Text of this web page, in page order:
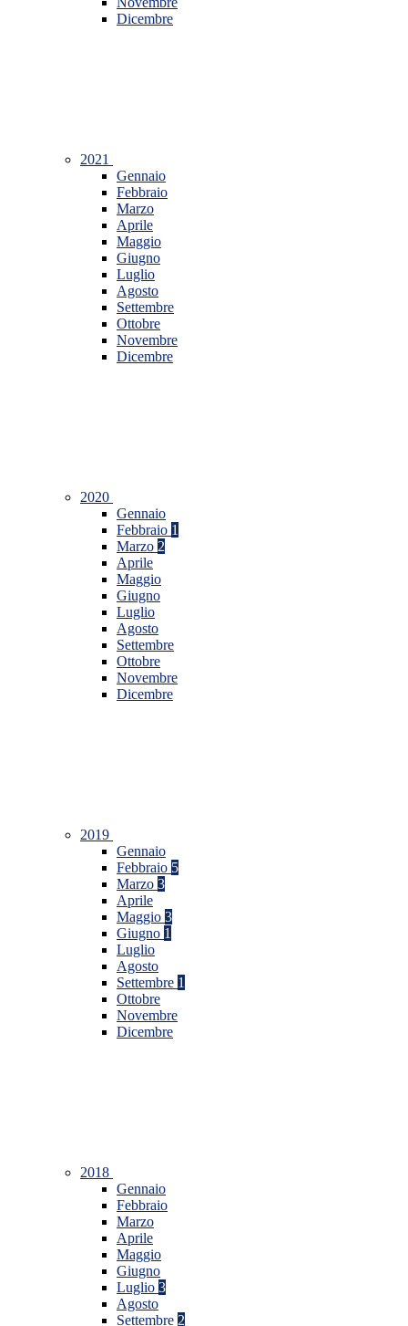
Dicembre
2021
Gennaio
Febbraio
Marzo
Aprile
Maggio
Giugno
Luglio
Agosto
Settembre
Ottobre
Novembre
Dicembre
2020
Gennaio
Febbraio 1
Marzo 2
Aprile
Maggio
Giugno
Luglio
Agosto
Settembre
Ottobre
Novembre
Dicembre
2019
Gennaio
Febbraio 5
Marzo 3
Aprile
Maggio 3
Giugno 1
Luglio
Agosto
Settembre 1
Ottobre
Novembre
Dicembre
2018
Gennaio
Febbraio
Marzo
Aprile
Maggio
Giugno
Luglio 3
Agosto
Settembre 2